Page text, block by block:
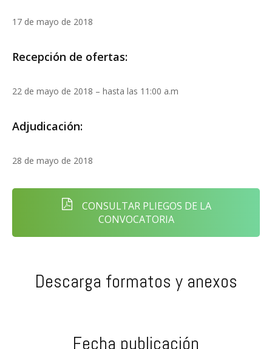
17 de mayo de 2018
Recepción de ofertas:
22 de mayo de 2018 – hasta las 11:00 a.m
Adjudicación:
28 de mayo de 2018
CONSULTAR PLIEGOS DE LA
CONVOCATORIA
Descarga formatos y anexos
Fecha publicación